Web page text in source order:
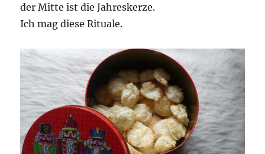
der Mitte ist die Jahreskerze.
Ich mag diese Rituale.